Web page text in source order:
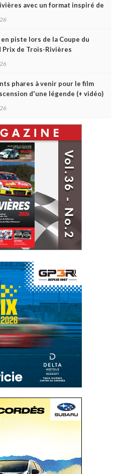
avec un format inspiré de
piste lors de la Coupe du
Prix de Trois-Rivières
phares à venir pour le film
d'une légende (+ vidéo)